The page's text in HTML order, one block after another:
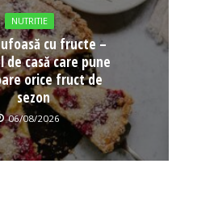
NUTRITIE
cu fructe –
de casă care pune
orice fruct de
sezon
06/08/2026